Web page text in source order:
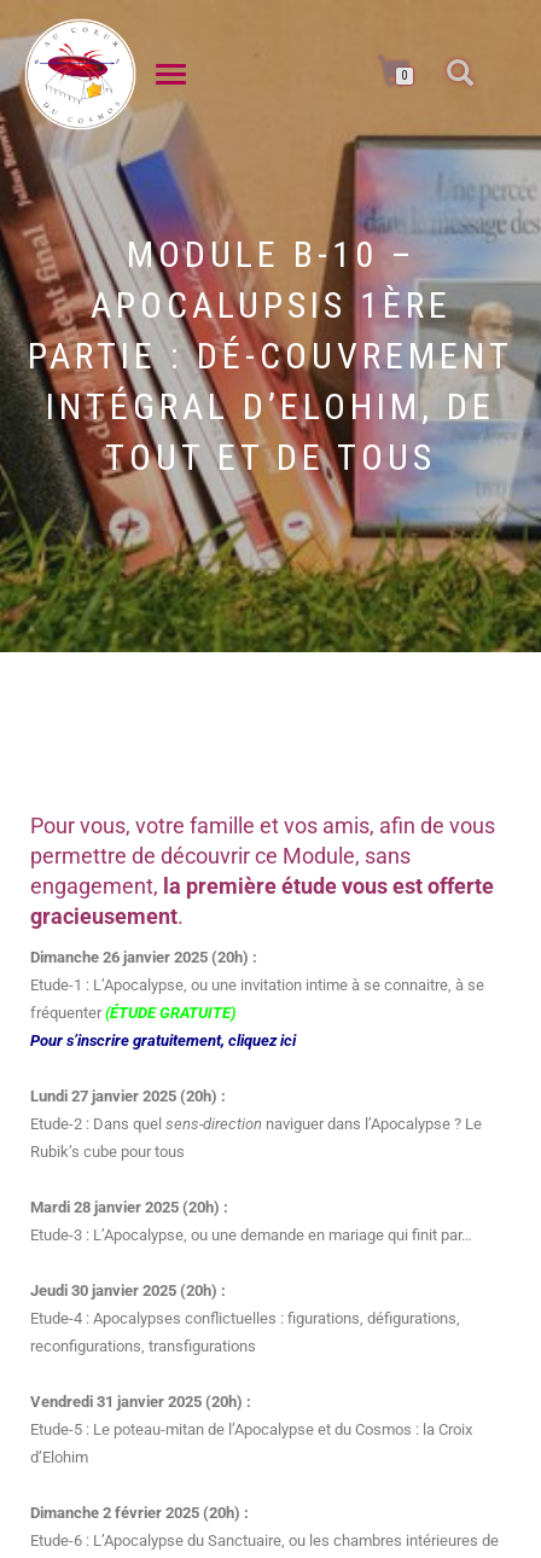
DÉPLIER LA NAVIGATION 0
MODULE B-10 –
APOCALUPSIS 1ÈRE
PARTIE : DÉ-COUVREMENT
INTÉGRAL D’ELOHIM, DE
TOUT ET DE TOUS
Pour vous, votre famille et vos amis, afin de vous
permettre de découvrir ce Module, sans
engagement, la première étude vous est offerte
gracieusement.
Dimanche 26 janvier 2025 (20h) :
Etude-1 : L’Apocalypse, ou une invitation intime à se connaitre, à se
fréquenter(ÉTUDE GRATUITE)
Pour s’inscrire gratuitement, cliquez ici
Lundi 27 janvier 2025 (20h) :
Etude-2 : Dans quel sens-direction naviguer dans l’Apocalypse ? Le
Rubik’s cube pour tous
Mardi 28 janvier 2025 (20h) :
Etude-3 : L’Apocalypse, ou une demande en mariage qui finit par…
Jeudi 30 janvier 2025 (20h) :
Etude-4 : Apocalypses conflictuelles : figurations, défigurations,
reconfigurations, transfigurations
Vendredi 31 janvier 2025 (20h) :
Etude-5 : Le poteau-mitan de l’Apocalypse et du Cosmos : la Croix
d’Elohim
Dimanche 2 février 2025 (20h) :
Etude-6 : L’Apocalypse du Sanctuaire, ou les chambres intérieures de